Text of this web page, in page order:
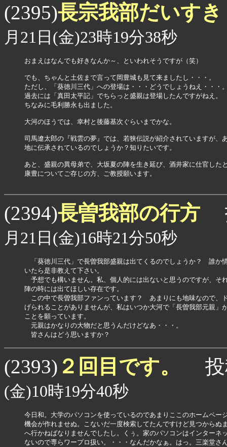
(2395)長宗我部だいすき
月21日(金)23時19分38秒
おまえはなんでも好きなんか～、といわれそうですが（笑）
でも、ちゃんと土佐まで言って岡豊城も見て来ましたし・・・。
ただし、「葵徳川三代」への登場は・・・どうでしょうねえ・・・
過去には「真田太平記」でちらっと盛親は登場したんですがねえ。
ちなみに毛利勝永も出ました。
大河のほうでは、幸村と後藤基次ぐらいまでかな。
司馬遼太郎の『戦雲の夢』では、若狭伝説が紹介されていますが、
地に伝承されているのでしょうか？知りたいです。
あと、盛親の異母弟で、大坂夏の陣を生き延び、酒井家に仕官した
康豊についてご存じの方、ご教授願います。
(2394)長曽我部の行方
月21日(金)16時21分50秒
「葵徳川三代」で長曽我部盛親は出てくるのでしょうか？　誰か
いたら是非教えて下さい。
予想でも構いません。私、個人的には出ないと思うのですが、そ
陣の時には出てほしい存在です。
この中で長曽我部ファンっています？　あまりにも地味なので、
げられることがありませんが、私はいつか大河で「長曽我部元親」
ことを願っています。
元親はかなりの大物だと思うんだけどなあ・・・。
皆さんはどう思いますか？
(2393) ２回目です。 投
(金)10時19分40秒
今日和。大学のパソコンを使っているのであまりここのホームペー
機会が作れませぬ。こないだ一度検索してたんですけど見つからぬ
へ行かねばなりませんでしたし。くぅ。家のパソコンはインターネ
ないので専らワープロ扱い。・・・なんだかなぁ。はっ。三楽堂さ